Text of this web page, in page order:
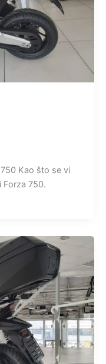
750 Kao što se vi
Forza 750.